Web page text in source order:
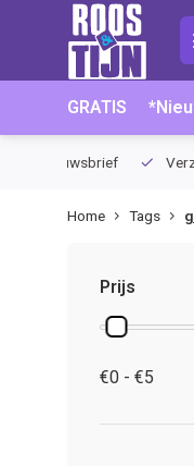
GRATIS
nieuwsbrief
Home Tags
Prijs
€0 - €5